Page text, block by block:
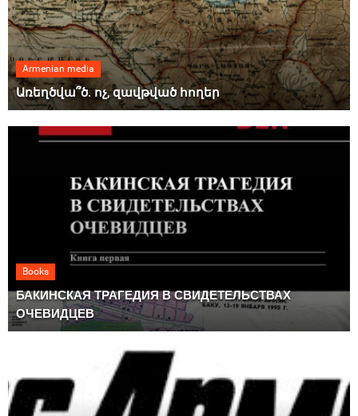
Armenian media
Առեղծվա՞ծ. ոչ, զավթված հողեր
Books
БАКИНСКАЯ ТРАГЕДИЯ В СВИДЕТЕЛЬСТВАХ
ОЧЕВИДЦЕВ